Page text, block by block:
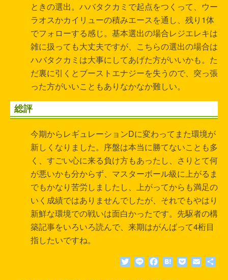
ときの選出。ハバタクカミで起点をつくって、ウー
ラオスかカイリューの積みエースを通し、残り1体
でフォローする感じ。基本選出の場合レジエレキは
雑に扱っても大丈夫ですが、こちらの選出の場合は
ハバタクカミは大事にしてあげた方がいいかも。た
だ裏に引くとブーストエナジーを失うので、突っ張
った方がいいこともありなかなか難しい。
総評
今期からレギュレーションDに変わってまた環境が
新しくなりました。序盤は本当に勝てないことも多
く、すごい心に来る負け方もあったし、さりとて何
が悪いかも分からず、マスターボール級に上がるま
でもかなり苦労しましたし、上がってからも満足の
いく成績ではありませんでしたが、それでもやはり
新鮮な環境での戦いは面白かったです。先駆者の構
築記事をいろいろ読んで、来期はがんばって4桁目
指したいですね。
T
L
F
H
P
E